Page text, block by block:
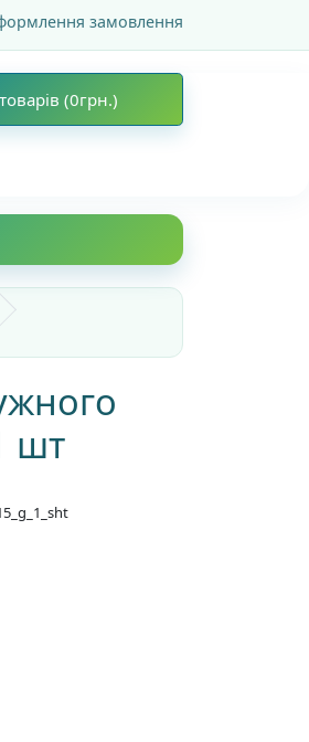
замовлення
(0грн.)
шт